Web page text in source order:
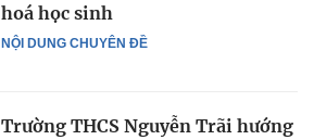
NỘI DUNG CHUYÊN ĐỀ
hoá học sinh
Trường THCS Nguyễn Trãi hướng